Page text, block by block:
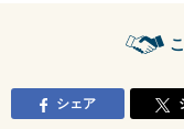
・
シェア